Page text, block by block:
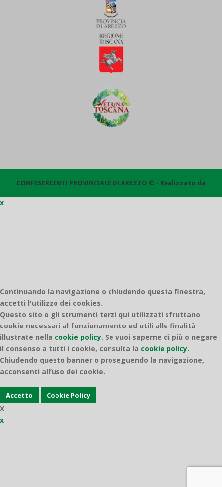
CONFESERCENTI PROVINCIALE DI AREZZO © - Realizzato da
x
Continuando la navigazione o chiudendo questa finestra,
accetti l'utilizzo dei cookies.
Questo sito o gli strumenti terzi qui utilizzati sfruttano
cookie necessari al funzionamento ed utili alle finalità
illustrate nella cookie policy. Se vuoi saperne di più o negare
il consenso a tutti i cookie, consulta la cookie policy.
Chiudendo questo banner o proseguendo la navigazione,
acconsenti all’uso dei cookie.
Accetto Cookie Policy
X
x